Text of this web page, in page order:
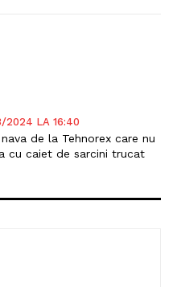
ROMÂNIA
2024 LA 16:40
de la Tehnorex care nu
cu caiet de sarcini trucat